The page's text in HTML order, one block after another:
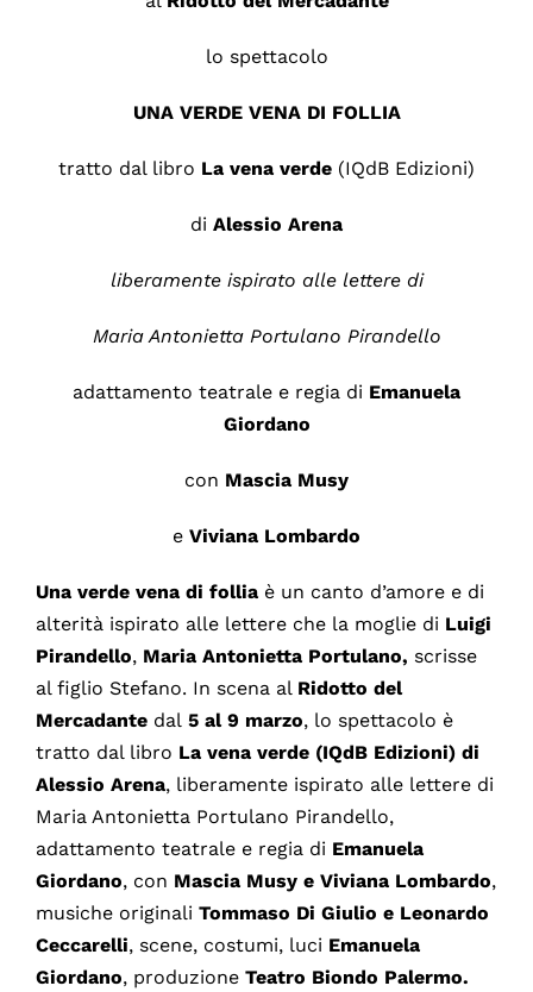
lo spettacolo
UNA VERDE VENA DI FOLLIA
tratto dal libro La vena verde (IQdB Edizioni)
di Alessio Arena
liberamente ispirato alle lettere di
Maria Antonietta Portulano Pirandello
adattamento teatrale e regia di Emanuela
Giordano
con Mascia Musy
e Viviana Lombardo
Una verde vena di folliaè un canto d’amore e di
alterità ispirato alle lettere che la moglie di Luigi
Pirandello, Maria Antonietta Portulano, scrisse
al figlio Stefano. In scena al Ridotto del
Mercadantedal5 al 9 marzo, lo spettacolo è
tratto dal libro La vena verde (IQdB Edizioni) di
Alessio Arena, liberamente ispirato alle lettere di
Maria Antonietta Portulano Pirandello,
adattamento teatrale e regia di Emanuela
Giordano, con Mascia Musy e Viviana Lombardo,
musiche originali Tommaso Di Giulio e Leonardo
Ceccarelli, scene, costumi, luci Emanuela
Giordano, produzione Teatro Biondo Palermo.